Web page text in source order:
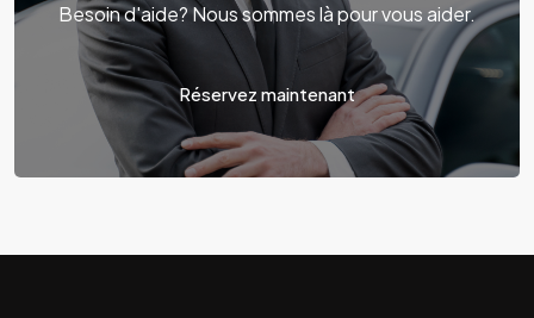
Besoin d'aide? Nous sommes là pour vous aider.
Réservez maintenant